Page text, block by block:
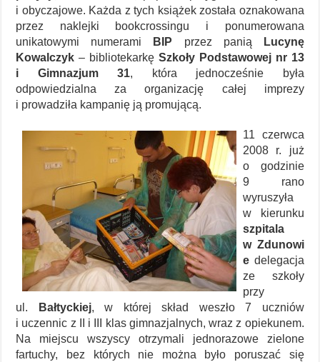
i obyczajowe. Każda z tych książek została oznakowana
przez naklejki bookcrossingu i ponumerowana
unikatowymi numerami
BIP przez panią
Lucynę
Kowalczyk – bibliotekarkę Szkoły Podstawowej nr 13
i Gimnazjum 31, która jednocześnie była
odpowiedzialna za organizację całej imprezy
i prowadziła kampanię ją promującą.
11 czerwca
2008 r. już
o godzinie
9 rano
wyruszyła
w kierunku
szpitala
w Zdunowi
e delegacja
ze szkoły
przy
ul.
Bałtyckiej, w której skład weszło 7 uczniów
i uczennic z II i III klas gimnazjalnych, wraz z opiekunem.
Na miejscu wszyscy otrzymali jednorazowe zielone
fartuchy, bez których nie można było poruszać się